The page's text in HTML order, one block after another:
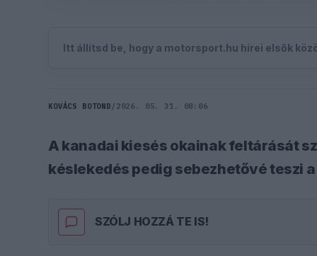
Itt állítsd be, hogy a motorsport.hu hírei elsők
KOVÁCS BOTOND / 2026. 05. 31. 08:06
A kanadai kiesés okainak feltárását
késlekedés pedig sebezhetővé teszi
SZÓLJ HOZZÁ TE IS!